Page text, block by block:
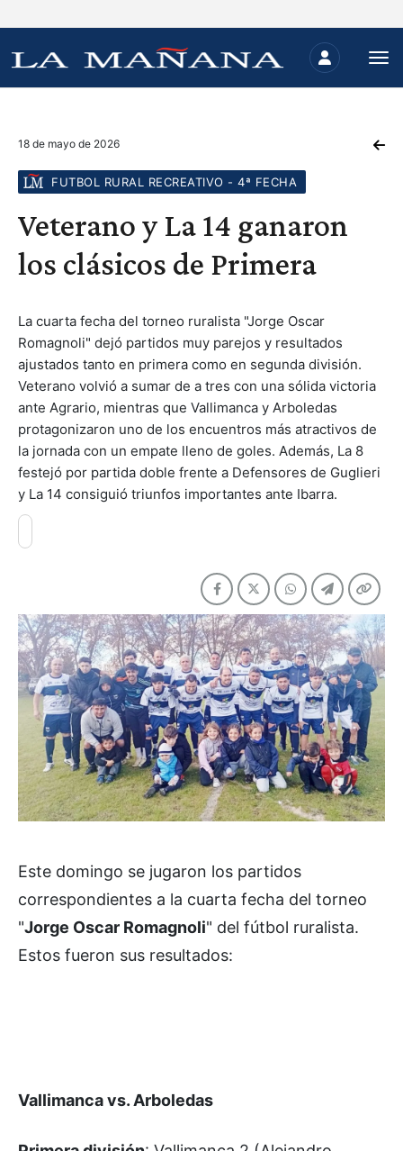
18 de mayo de 2026
FUTBOL RURAL RECREATIVO - 4ª FECHA
Veterano y La 14 ganaron
los clásicos de Primera
La cuarta fecha del torneo ruralista "Jorge Oscar
Romagnoli" dejó partidos muy parejos y resultados
ajustados tanto en primera como en segunda división.
Veterano volvió a sumar de a tres con una sólida victoria
ante Agrario, mientras que Vallimanca y Arboledas
protagonizaron uno de los encuentros más atractivos de
la jornada con un empate lleno de goles. Además, La 8
festejó por partida doble frente a Defensores de Guglieri
y La 14 consiguió triunfos importantes ante Ibarra.
Este domingo se jugaron los partidos
correspondientes a la cuarta fecha del torneo
"Jorge Oscar Romagnoli" del fútbol ruralista.
Estos fueron sus resultados:
Vallimanca vs. Arboledas